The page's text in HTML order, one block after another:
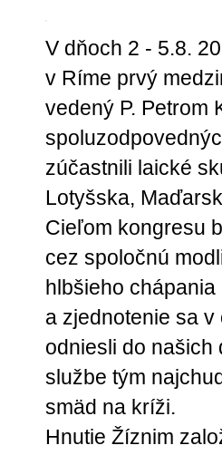
V dňoch 2 - 5.8.
v Ríme prvý
vedený P. Petrom
zúčastnili laické
Lotyšska,
Cieľom kongresu
cez spoločnú
hlbšieho
a zjednotenie sa
odniesli do našich
službe tým
smäd na kríži.
Hnutie Žíznim